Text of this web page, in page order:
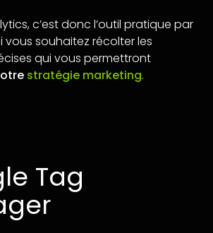
c’est donc l’outil pratique par
vous souhaitez récolter les
qui vous permettront
stratégie marketing.
Tag